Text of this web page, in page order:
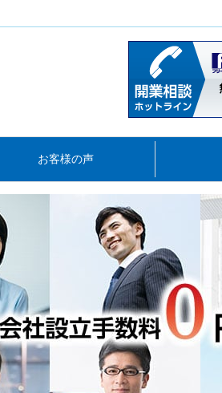
お客様の声